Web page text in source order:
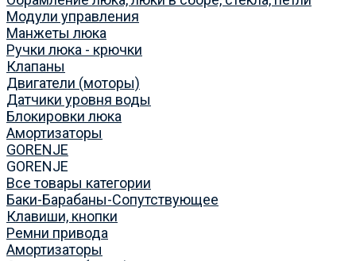
Модули управления
Манжеты люка
Ручки люка - крючки
Клапаны
Двигатели (моторы)
Датчики уровня воды
Блокировки люка
Амортизаторы
GORENJE
GORENJE
Все товары категории
Баки-Барабаны-Сопутствующее
Клавиши, кнопки
Ремни привода
Амортизаторы